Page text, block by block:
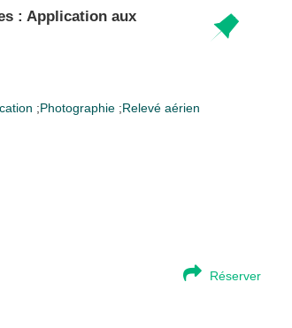
: Application aux
;Photographie ;Relevé aérien
Réserver